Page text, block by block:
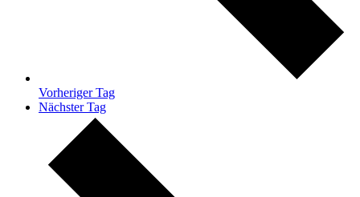
Vorheriger Tag
Nächster Tag